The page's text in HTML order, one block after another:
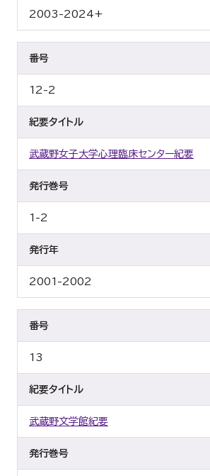
2003-2024+
番号
12-2
紀要タイトル
武蔵野女子大学心理臨床センター紀要
発行巻号
1-2
発行年
2001-2002
番号
13
紀要タイトル
武蔵野文学館紀要
発行巻号